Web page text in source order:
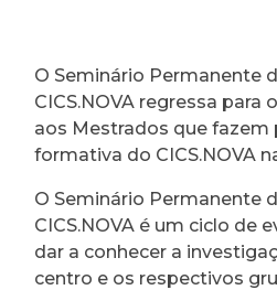
O Seminário Permanente
CICS.NOVA regressa para
aos Mestrados que fazem
formativa do CICS.NOVA
O Seminário Permanente
CICS.NOVA é um ciclo de
dar a conhecer a
centro e os respectivos